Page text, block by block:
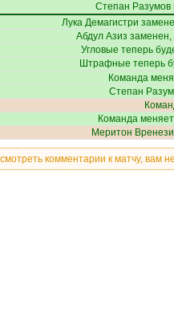
Степан Разумов
Лука Демагистри
Абдул Азиз
Угловые теперь
Штрафные теперь
Команда
Степан
Команда
Меритон Вренези
комментарии к матчу, вам